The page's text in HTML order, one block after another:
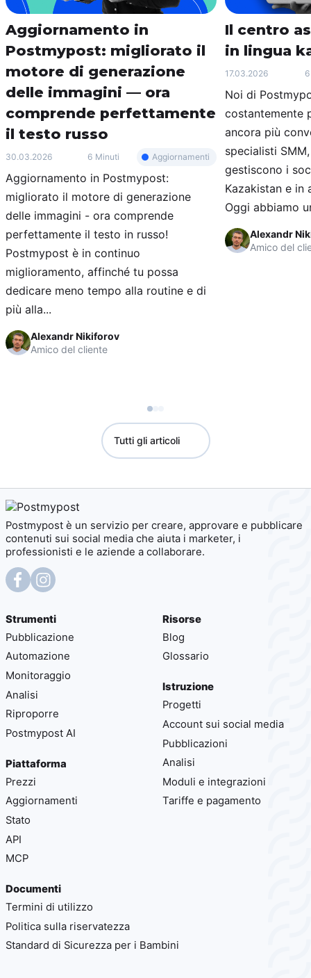
Aggiornamento in
Postmypost: migliorato il
motore di generazione
delle immagini — ora
comprende perfettamente
il testo russo
30.03.2026 6 Minuti Aggiornamenti
Aggiornamento in Postmypost:
migliorato il motore di generazione
delle immagini - ora comprende
perfettamente il testo in russo!
Postmypost è in continuo
miglioramento, affinché tu possa
dedicare meno tempo alla routine e di
più alla...
Alexandr Nikiforov
Amico del cliente
Il centro
in lingua
17.03.2026
Noi di
costantemente
ancora più
specialisti
gestiscono i
Kazakistan e in
Oggi abbiamo
Alexandr
Amico del
Tutti gli articoli
Postmypost è un servizio per creare, approvare e pubblicare
contenuti sui social media che aiuta i marketer, i
professionisti e le aziende a collaborare.
Strumenti
Pubblicazione
Automazione
Monitoraggio
Analisi
Riproporre
Postmypost AI
Piattaforma
Prezzi
Aggiornamenti
Stato
API
MCP
Risorse
Blog
Glossario
Istruzione
Progetti
Account sui social media
Pubblicazioni
Analisi
Moduli e integrazioni
Tariffe e pagamento
Documenti
Termini di utilizzo
Politica sulla riservatezza
Standard di Sicurezza per i Bambini